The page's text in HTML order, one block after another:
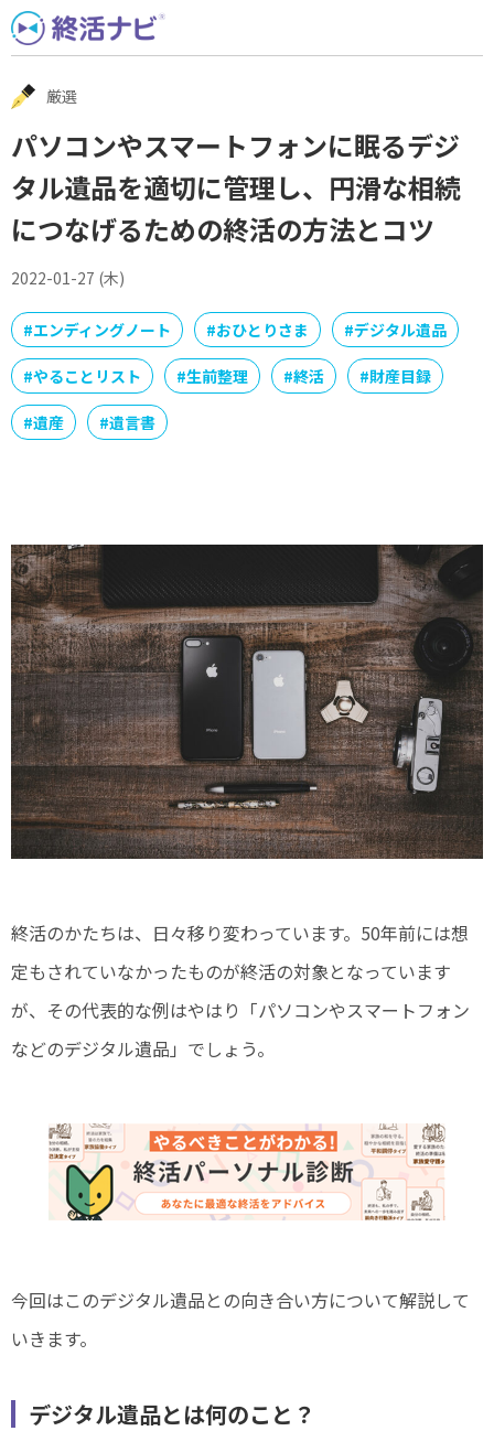
Skip
to
content
厳選
パソコンやスマートフォンに眠るデジ
タル遺品を適切に管理し、円滑な相続
につなげるための終活の方法とコツ
2022-01-27 (木)
#エンディングノート #おひとりさま #デジタル遺品
#やることリスト #生前整理 #終活 #財産目録
#遺産 #遺言書
終活のかたちは、日々移り変わっています。50年前には想
定もされていなかったものが終活の対象となっています
が、その代表的な例はやはり「パソコンやスマートフォン
などのデジタル遺品」でしょう。
今回はこのデジタル遺品との向き合い方について解説して
いきます。
デジタル遺品とは何のこと？